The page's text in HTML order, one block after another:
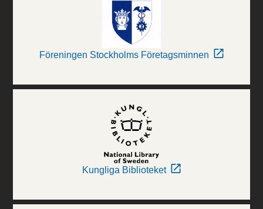
Föreningen Stockholms Företagsminnen
Kungliga Biblioteket